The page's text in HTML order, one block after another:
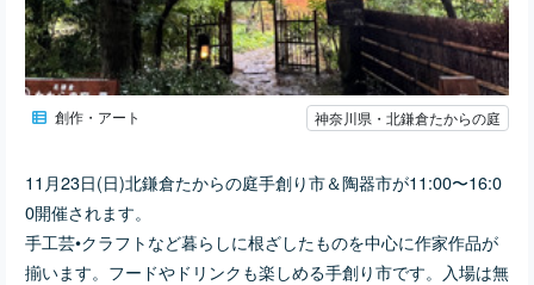
創作・アート 神奈川県・北鎌倉たからの庭
11月23日(日)北鎌倉たからの庭手創り市＆陶器市が11:00〜16:0
0開催されます。
手工芸•クラフトなど暮らしに根ざしたものを中心に作家作品が
揃います。フードやドリンクも楽しめる手創り市です。入場は無